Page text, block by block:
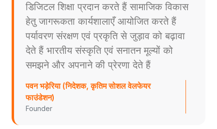
डिजिटल शिक्षा प्रदान करते हैं सामाजिक विकास
हेतु जागरूकता कार्यशालाएँ आयोजित करते हैं
पर्यावरण संरक्षण एवं प्रकृति से जुड़ाव को बढ़ावा
देते हैं भारतीय संस्कृति एवं सनातन मूल्यों को
समझने और अपनाने की प्रेरणा देते हैं
पवन भड़ेरिया (निदेशक, कृतिम सोशल वेलफेयर
फाउंडेशन)
Founder